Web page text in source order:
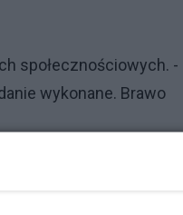
społecznościowych. -
wykonane. Brawo